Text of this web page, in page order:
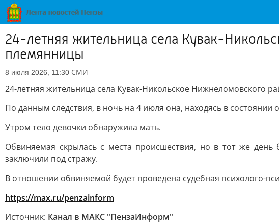
24-летняя жительница села Кувак-
племянницы
8 июля 2026, 11:30 СМИ
24-летняя жительница села Кувак-Никольское Нижнеломовского
По данным следствия, в ночь на 4 июля она, находясь в
Утром тело девочки обнаружила мать.
Обвиняемая скрылась с места происшествия, но в тот же
заключили под стражу.
В отношении обвиняемой будет проведена судебная психолого-
https://max.ru/penzainform
Источник: Канал в МАКС "ПензаИнформ"